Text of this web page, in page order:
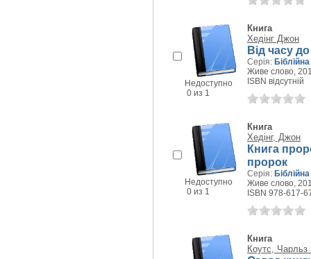
Недоступно
0 из 1
Книга
Хедінг Джон
Від часу
Серія:
Живе слово,
ISBN відсутній
Недоступно
0 из 1
Книга
Хедінг, Джон
Книга
пророк
Серія:
Живе слово,
ISBN 978-617-
Книга
Коутс,